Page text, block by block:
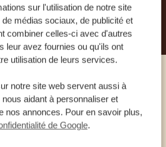
sur l'utilisation de notre site
médias sociaux, de publicité et
combiner celles-ci avec d'autres
leur avez fournies ou qu'ils ont
utilisation de leurs services.
notre site web servent aussi à
aidant à personnaliser et
nos annonces. Pour en savoir plus,
de Google.
VOTRE AVENTURE
un expert
SONT LÀ POUR VOUS